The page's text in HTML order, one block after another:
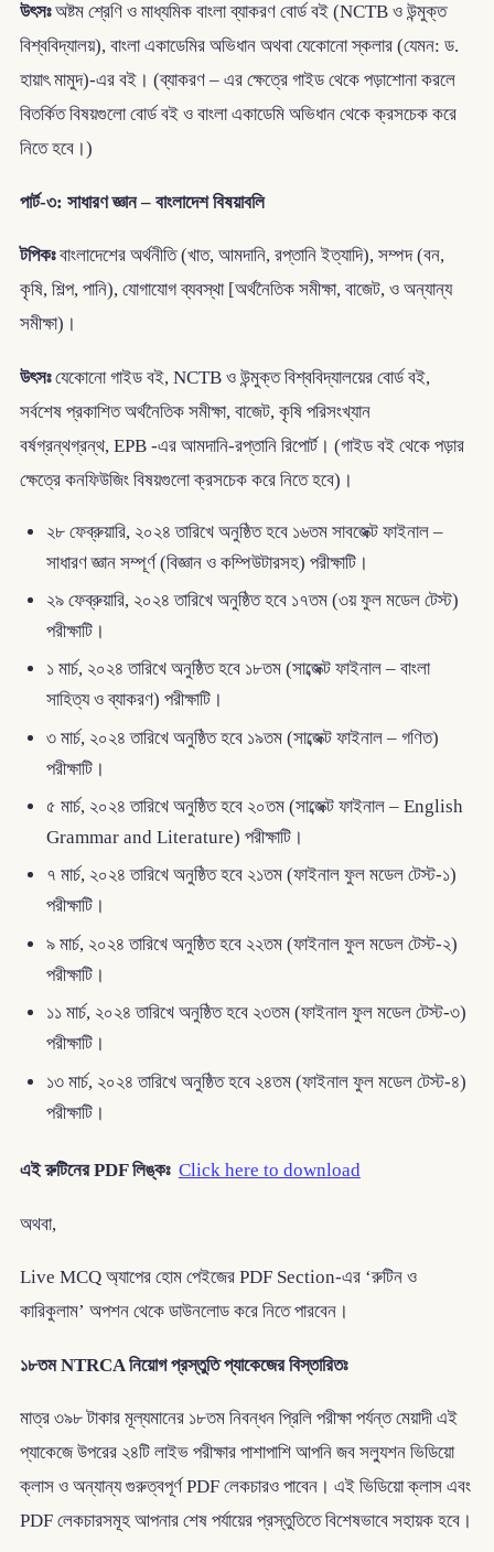
উৎসঃঅষ্টম শ্রেণি ও মাধ্যমিক বাংলা ব্যাকরণ বোর্ড বই (NCTB ও উন্মুক্ত
বিশ্ববিদ্যালয়), বাংলা একাডেমির অভিধান অথবা যেকোনো স্কলার (যেমন: ড.
হায়াৎ মামুদ)-এর বই। (ব্যাকরণ – এর ক্ষেত্রে গাইড থেকে পড়াশোনা করলে
বিতর্কিত বিষয়গুলো বোর্ড বই ও বাংলা একাডেমি অভিধান থেকে ক্রসচেক করে
নিতে হবে।)
পার্ট-৩: সাধারণ জ্ঞান – বাংলাদেশ বিষয়াবলি
টপিকঃবাংলাদেশের অর্থনীতি (খাত, আমদানি, রপ্তানি ইত্যাদি), সম্পদ (বন,
কৃষি, শিল্প, পানি), যোগাযোগ ব্যবস্থা [অর্থনৈতিক সমীক্ষা, বাজেট, ও অন্যান্য
সমীক্ষা)।
উৎসঃযেকোনো গাইড বই, NCTB ও উন্মুক্ত বিশ্ববিদ্যালয়ের বোর্ড বই,
সর্বশেষ প্রকাশিত অর্থনৈতিক সমীক্ষা, বাজেট, কৃষি পরিসংখ্যান
বর্ষগ্রন্থগ্রন্থ, EPB -এর আমদানি-রপ্তানি রিপোর্ট। (গাইড বই থেকে পড়ার
ক্ষেত্রে কনফিউজিং বিষয়গুলো ক্রসচেক করে নিতে হবে)।
২৮ ফেব্রুয়ারি, ২০২৪ তারিখে অনুষ্ঠিত হবে ১৬তম সাবজেক্ট ফাইনাল –
সাধারণ জ্ঞান সম্পূর্ণ (বিজ্ঞান ও কম্পিউটারসহ) পরীক্ষাটি।
২৯ ফেব্রুয়ারি, ২০২৪ তারিখে অনুষ্ঠিত হবে ১৭তম (৩য় ফুল মডেল টেস্ট)
পরীক্ষাটি।
১ মার্চ, ২০২৪ তারিখে অনুষ্ঠিত হবে ১৮তম (সাব্জেক্ট ফাইনাল – বাংলা
সাহিত্য ও ব্যাকরণ) পরীক্ষাটি।
৩ মার্চ, ২০২৪ তারিখে অনুষ্ঠিত হবে ১৯তম (সাব্জেক্ট ফাইনাল – গণিত)
পরীক্ষাটি।
৫ মার্চ, ২০২৪ তারিখে অনুষ্ঠিত হবে ২০তম (সাব্জেক্ট ফাইনাল – English
Grammar and Literature) পরীক্ষাটি।
৭ মার্চ, ২০২৪ তারিখে অনুষ্ঠিত হবে ২১তম (ফাইনাল ফুল মডেল টেস্ট-১)
পরীক্ষাটি।
৯ মার্চ, ২০২৪ তারিখে অনুষ্ঠিত হবে ২২তম (ফাইনাল ফুল মডেল টেস্ট-২)
পরীক্ষাটি।
১১ মার্চ, ২০২৪ তারিখে অনুষ্ঠিত হবে ২৩তম (ফাইনাল ফুল মডেল টেস্ট-৩)
পরীক্ষাটি।
১৩ মার্চ, ২০২৪ তারিখে অনুষ্ঠিত হবে ২৪তম (ফাইনাল ফুল মডেল টেস্ট-৪)
পরীক্ষাটি।
এই রুটিনের PDF লিঙ্কঃ Click here to download
অথবা,
Live MCQ অ্যাপের হোম পেইজের PDF Section-এর ‘রুটিন ও
কারিকুলাম’ অপশন থেকে ডাউনলোড করে নিতে পারবেন।
১৮তম NTRCA নিয়োগ প্রস্তুতি প্যাকেজের বিস্তারিতঃ
মাত্র ৩৯৮ টাকার মূল্যমানের ১৮তম নিবন্ধন প্রিলি পরীক্ষা পর্যন্ত মেয়াদী এই
প্যাকেজে উপরের ২৪টি লাইভ পরীক্ষার পাশাপাশি আপনি জব সল্যুশন ভিডিয়ো
ক্লাস ও অন্যান্য গুরুত্বপূর্ণ PDF লেকচারও পাবেন। এই ভিডিয়ো ক্লাস এবং
PDF লেকচারসমূহ আপনার শেষ পর্যায়ের প্রস্তুতিতে বিশেষভাবে সহায়ক হবে।